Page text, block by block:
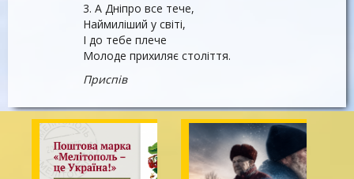
3. А Дніпро все тече,
Наймиліший у світі,
І до тебе плече
Молоде прихиляє століття.
Приспів